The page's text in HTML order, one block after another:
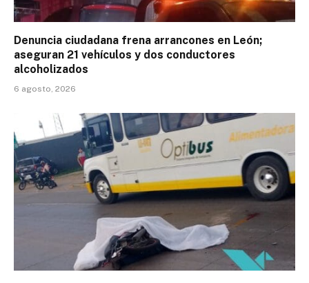
Denuncia ciudadana frena arrancones en León;
aseguran 21 vehículos y dos conductores
alcoholizados
6 agosto, 2026